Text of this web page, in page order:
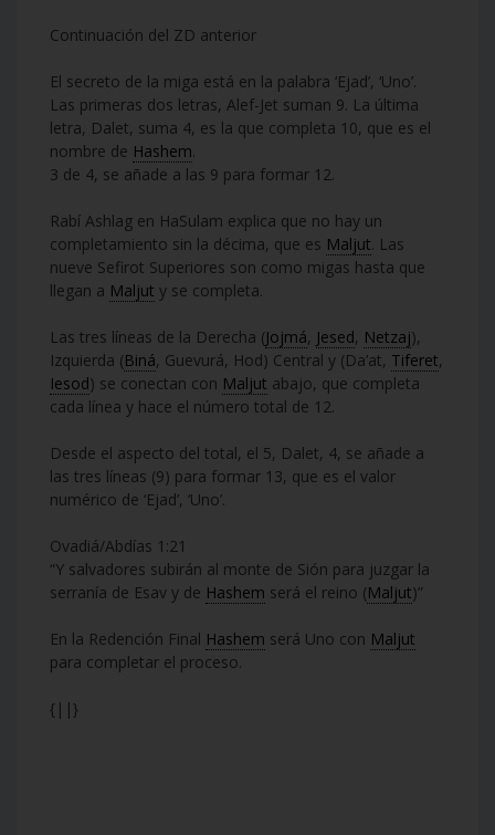
Continuación del ZD anterior
El secreto de la miga está en la palabra ‘Ejad’, ‘Uno’.
Las primeras dos letras, Alef-Jet suman 9. La última
letra, Dalet, suma 4, es la que completa 10, que es el
nombre de Hashem.
3 de 4, se añade a las 9 para formar 12.
Rabí Ashlag en HaSulam explica que no hay un
completamiento sin la décima, que es Maljut. Las
nueve Sefirot Superiores son como migas hasta que
llegan a Maljut y se completa.
Las tres líneas de la Derecha (Jojmá, Jesed, Netzaj),
Izquierda (Biná, Guevurá, Hod) Central y (Da’at, Tiferet,
Iesod) se conectan con Maljut abajo, que completa
cada línea y hace el número total de 12.
Desde el aspecto del total, el 5, Dalet, 4, se añade a
las tres líneas (9) para formar 13, que es el valor
numérico de ‘Ejad’, ‘Uno’.
Ovadiá/Abdías 1:21
“Y salvadores subirán al monte de Sión para juzgar la
serranía de Esav y de Hashem será el reino (Maljut)”
En la Redención Final Hashem será Uno con Maljut
para completar el proceso.
{||}